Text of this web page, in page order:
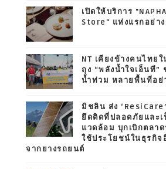
เปิดให้บริการ
Store" แห่งแรกอย่าง
NT เคียงข้างคนไทย
ถุง “พลังน้ำใจเอ็นที”
น้ำท่วม หลายพื้นที่อย่
มิชลิน ส่ง
ยึดติดที่ปลอดภัยและ
แวดล้อม บุกเบิกตลา
ใช้ประโยชน์ในธุรกิจ
จากยางรถยนต์